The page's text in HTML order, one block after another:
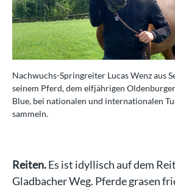
Nachwuchs-Springreiter Lucas Wenz aus
seinem Pferd, dem elfjährigen
Blue, bei nationalen und internationalen
sammeln.
Reiten.Es ist idyllisch auf dem
Gladbacher Weg. Pferde grasen